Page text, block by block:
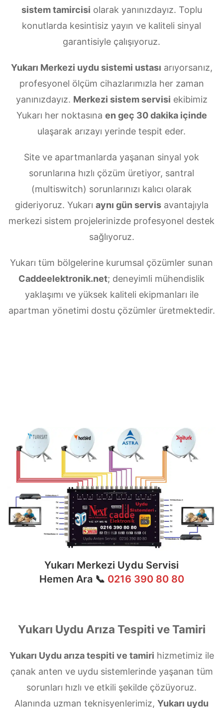
sistem tamircisi olarak yanınızdayız. Toplu
konutlarda kesintisiz yayın ve kaliteli sinyal
garantisiyle çalışıyoruz.
Yukarı Merkezi uydu sistemi ustası arıyorsanız,
profesyonel ölçüm cihazlarımızla her zaman
yanınızdayız. Merkezi sistem servisi ekibimiz
Yukarı her noktasına en geç 30 dakika içinde
ulaşarak arızayı yerinde tespit eder.
Site ve apartmanlarda yaşanan sinyal yok
sorunlarına hızlı çözüm üretiyor, santral
(multiswitch) sorunlarınızı kalıcı olarak
gideriyoruz. Yukarı aynı gün servisavantajıyla
merkezi sistem projelerinizde profesyonel destek
sağlıyoruz.
Yukarı tüm bölgelerine kurumsal çözümler sunan
Caddeelektronik.net; deneyimli mühendislik
yaklaşımı ve yüksek kaliteli ekipmanları ile
apartman yönetimi dostu çözümler üretmektedir.
Yukarı Merkezi Uydu Servisi
Hemen Ara 📞 0216 390 80 80
Yukarı Uydu Arıza Tespiti ve Tamiri
Yukarı Uydu arıza tespiti ve tamiri hizmetimiz ile
çanak anten ve uydu sistemlerinde yaşanan tüm
sorunları hızlı ve etkili şekilde çözüyoruz.
Alanında uzman teknisyenlerimiz, Yukarı uydu